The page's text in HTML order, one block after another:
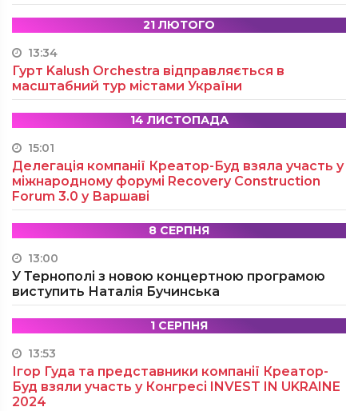
21 ЛЮТОГО
13:34
Гурт Kalush Orchestra відправляється в
масштабний тур містами України
14 ЛИСТОПАДА
15:01
Делегація компанії Креатор-Буд взяла участь у
міжнародному форумі Recovery Construction
Forum 3.0 у Варшаві
8 СЕРПНЯ
13:00
У Тернополі з новою концертною програмою
виступить Наталія Бучинська
1 СЕРПНЯ
13:53
Ігор Гуда та представники компанії Креатор-
Буд взяли участь у Конгресі INVEST IN UKRAINE
2024